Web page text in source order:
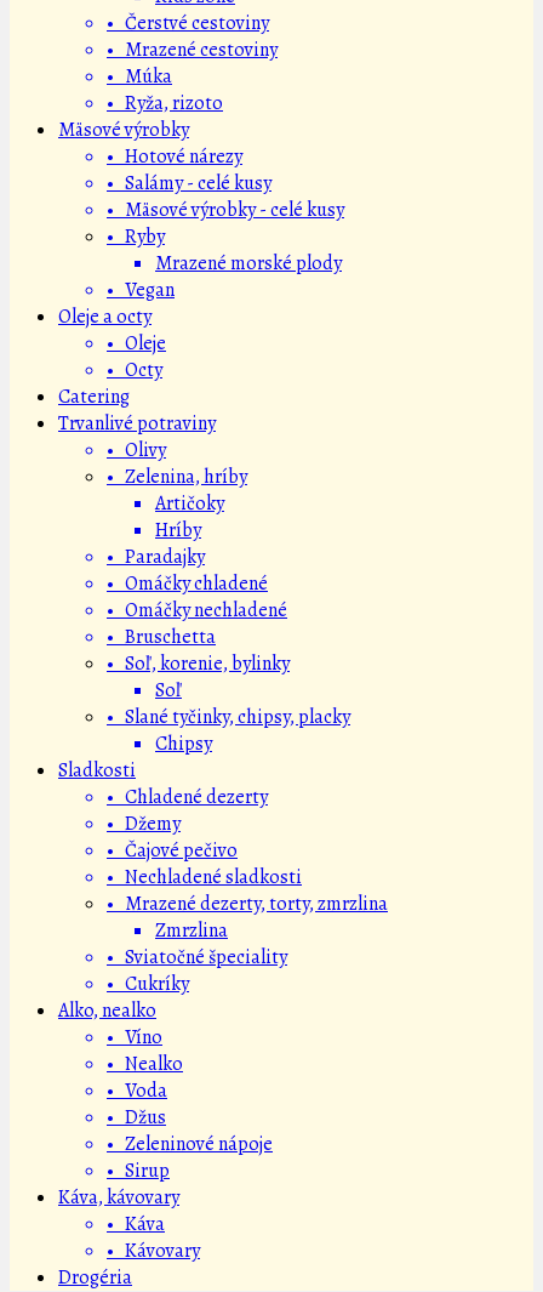
• Čerstvé cestoviny
• Mrazené cestoviny
• Múka
• Ryža, rizoto
Mäsové výrobky
• Hotové nárezy
• Salámy - celé kusy
• Mäsové výrobky - celé kusy
• Ryby
Mrazené morské plody
• Vegan
Oleje a octy
• Oleje
• Octy
Catering
Trvanlivé potraviny
• Olivy
• Zelenina, hríby
Artičoky
Hríby
• Paradajky
• Omáčky chladené
• Omáčky nechladené
• Bruschetta
• Soľ, korenie, bylinky
Soľ
• Slané tyčinky, chipsy, placky
Chipsy
Sladkosti
• Chladené dezerty
• Džemy
• Čajové pečivo
• Nechladené sladkosti
• Mrazené dezerty, torty, zmrzlina
Zmrzlina
• Sviatočné špeciality
• Cukríky
Alko, nealko
• Víno
• Nealko
• Voda
• Džus
• Zeleninové nápoje
• Sirup
Káva, kávovary
• Káva
• Kávovary
Drogéria